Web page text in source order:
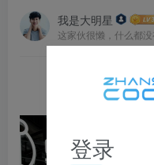
我是大明星
这家伙很懒，什么都没
登录